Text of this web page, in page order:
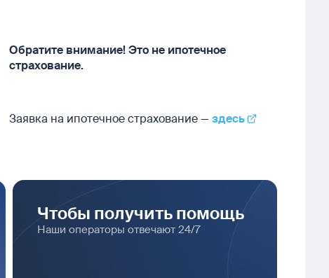
Обратите внимание! Это не ипотечное
страхование.
Заявка на ипотечное страхование — здесь
Чтобы получить помощь
Наши операторы отвечают 24/7